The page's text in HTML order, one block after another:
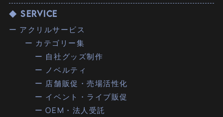
◆ SERVICE
ー アクリルサービス
ー カテゴリー集
ー 自社グッズ制作
ー ノベルティ
ー 店舗販促・売場活性化
ー イベント・ライブ販促
ー OEM・法人受託